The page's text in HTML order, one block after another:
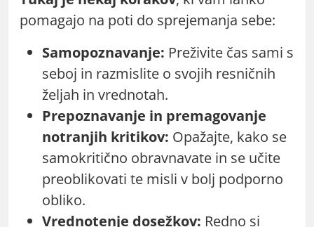
pomagajo na poti do sprejemanja sebe:
Samopoznavanje: Preživite čas sami s
seboj in razmislite o svojih resničnih
željah in vrednotah.
Prepoznavanje in premagovanje
notranjih kritikov: Opažajte, kako se
samokritično obravnavate in se učite
preoblikovati te misli v bolj podporno
obliko.
Vrednotenje dosežkov: Redno si